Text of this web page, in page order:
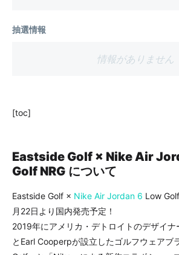
抽選情報
情報がありません
[toc]
Eastside Golf × Nike Air
Golf NRG について
Eastside Golf × Nike Air Jordan 6 Low
月22日より国内発売予定！
2019年にアメリカ・デトロイトのデザイ
とEarl Cooperpが設立したゴルフウェアブ